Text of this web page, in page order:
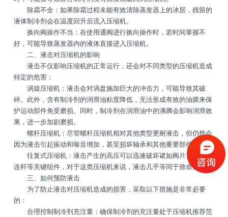
除霜不全：如果除霜过程未能有效清除蒸发器上的冰层，残留的
液体制冷剂会在温度回升后流入压缩机。
换向阀操作不当：在使用通阀进行换向操作时，若时间掌握不
好，可能导致蒸发器内的液体直接进入压缩机。
二、液击对压缩机的影响
液击不仅影响压缩机的正常运行，还会对不同类型的压缩机造成
特定的危害：
涡旋压缩机：液击会对涡盘施加巨大的冲击力，可能导致其破
碎。此外，含有制冷剂的润滑油粘度降低，无法形成有效的油膜来保
护运动部件免受磨损。同时，制冷剂在润滑油中的沸腾会影响润滑效
果，进一步加剧磨损。
螺杆压缩机：尽管螺杆压缩机相对其他类型更耐液击，但仍然会
因为液击引起振动和噪音增加，甚至损坏轴承和其他重要部件。
往复式压缩机：液击产生的高压可以迅速破坏诸如阀片、活塞、
连杆等关键组件，对于这类压缩机来说，液击几乎等同于致命打击。
三、如何预防液击
为了防止液击对压缩机造成的损害，采取以下措施是非常必要
的：
合理控制制冷剂充注量：确保制冷剂的充注量处于压缩机推荐范